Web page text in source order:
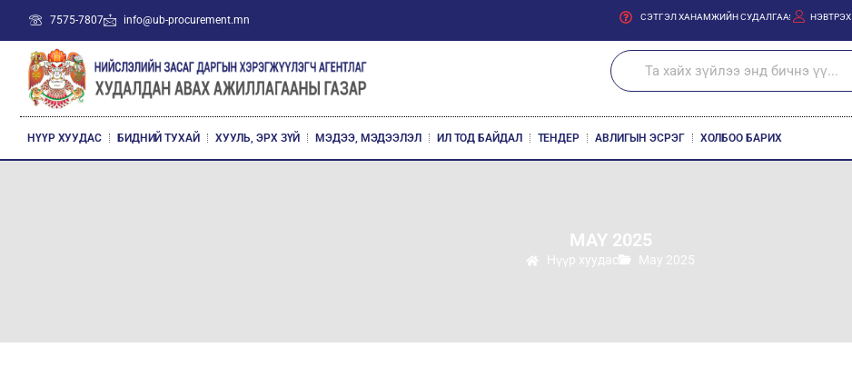
7575-7807 info@ub-procurement.mn СЭТГЭЛ ХАНАМЖИЙН СУДАЛГАА НЭВТРЭХ
НҮҮР ХУУДАС БИДНИЙ ТУХАЙ ХУУЛЬ, ЭРХ ЗҮЙ МЭДЭЭ, МЭДЭЭЛЭЛ ИЛ ТОД БАЙДАЛ ТЕНДЕР АВЛИГЫН ЭСРЭГ ХОЛБОО БАРИХ
MAY 2025
Нүүр хуудас May 2025